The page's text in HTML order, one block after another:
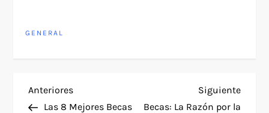
GENERAL
N
Entrada
anterior
Anteriores
Las 8 Mejores Becas
Siguiente
Becas: La Razón por la